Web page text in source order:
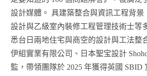
設計媒體。 具建築整合與資訊工程背景
設計與乙級室內裝修工程管理技術士等
悉台日兩地住宅與商空的設計與工法整
伊組實業有限公司、日本聖宝設計
監，帶領團隊於 2025 年獲得英國 SBID